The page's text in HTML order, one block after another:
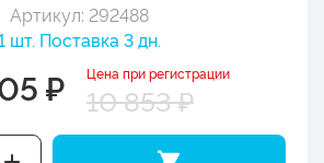
Артикул: 292488
шт. Поставка 3 дн.
₽ Цена при регистрации
10 853 ₽